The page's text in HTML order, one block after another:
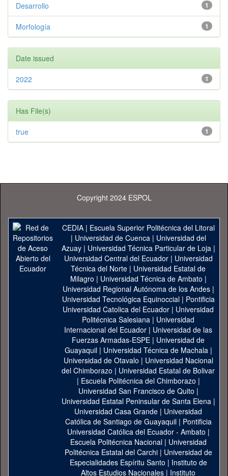
1
Desarrollo
1
Morfología
Date issued
1
2022
Has File(s)
1
true
Copyright 2024 ESPOL
CEDIA| Escuela Superior Politécnica del Litoral
| Universidad de Cuenca| Universidad del
Azuay| Universidad Técnica Particular de Loja|
Universidad Central del Ecuador| Universidad
Técnica del Norte | Universidad Estatal de
Milagro | Universidad Técnica de Ambato |
Universidad Regional Autónoma de los Andes|
Universidad Tecnológica Equinoccial| Pontificia
Universidad Catolica del Ecuador | Universidad
Politécnica Salesiana | Universidad
Internacional del Ecuador | Universidad de las
Fuerzas Armadas-ESPE | Universidad de
Guayaquil| Universidad Técnica de Machala|
Universidad de Otavalo | Universidad Nacional
del Chimborazo | Universidad Estatal de Bolivar
| Escuela Politécnica del Chimborazo |
Universidad San Francisco de Quito |
Universidad Estatal Peninsular de Santa Elena|
Universidad Casa Grande | Universidad
Católica de Santiago de Guayaquil| Pontificia
Universidad Católica del Ecuador - Ambato |
Escuela Politécnica Nacional| Universidad
Politécnica Estatal del Carchi| Universidad de
Especialidades Espíritu Santo | Instituto de
Altos Estudios Nacionales | Instituto